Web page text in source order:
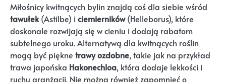
Miłośnicy kwitnących bylin znajdą coś dla siebie wśród
tawułek(Astilbe) iciemierników(Helleborus), które
doskonale rozwijają się w cieniu i dodają rabatom
subtelnego uroku. Alternatywą dla kwitnących roślin
mogą być piękne trawy ozdobne, takie jak na przykład
trawa japońska Hakonechloa, która dodaje lekkości i
ruchu aranżacji. Nie można również zapomnieć o